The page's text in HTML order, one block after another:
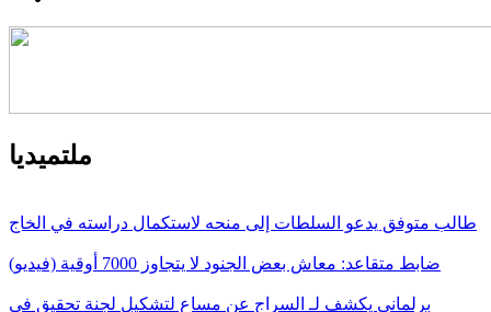
ملتميديا
طالب متوفق يدعو السلطات إلى منحه لاستكمال دراسته في الخاج
ضابط متقاعد: معاش بعض الجنود لا يتجاوز 7000 أوقية (فيديو)
برلماني يكشف لـ السراج عن مساع لتشكيل لجنة تحقيق في